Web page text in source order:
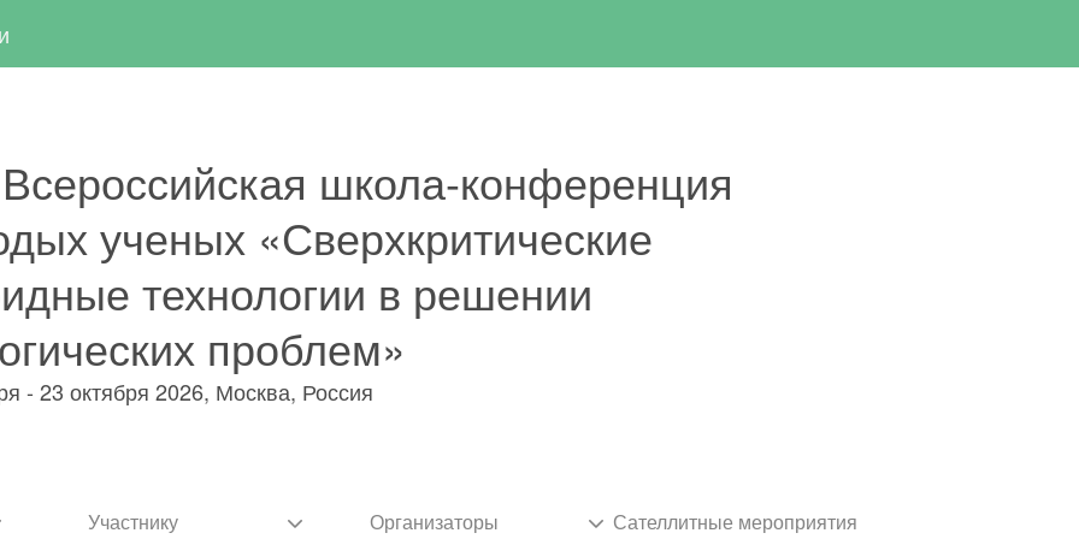
основному
школа-конференция
ученых «Сверхкритические
технологии в решении
проблем»
- 23 октября 2026, Москва, Россия
Участнику Организаторы Сателлитные мероприятия